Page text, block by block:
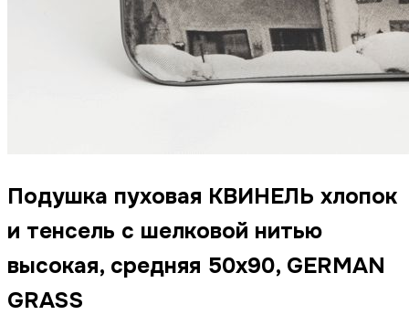
Подушка пуховая КВИНЕЛЬ хлопок
и тенсель с шелковой нитью
высокая, средняя 50x90, GERMAN
GRASS